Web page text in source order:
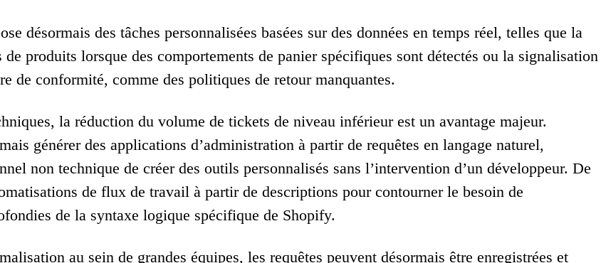
désormais des tâches personnalisées basées sur des données en temps réel, telles que la
de produits lorsque des comportements de panier spécifiques sont détectés ou la signalisation
de conformité, comme des politiques de retour manquantes.
la réduction du volume de tickets de niveau inférieur est un avantage majeur.
générer des applications d’administration à partir de requêtes en langage naturel,
non technique de créer des outils personnalisés sans l’intervention d’un développeur. De
de flux de travail à partir de descriptions pour contourner le besoin de
de la syntaxe logique spécifique de Shopify.
au sein de grandes équipes, les requêtes peuvent désormais être enregistrées et